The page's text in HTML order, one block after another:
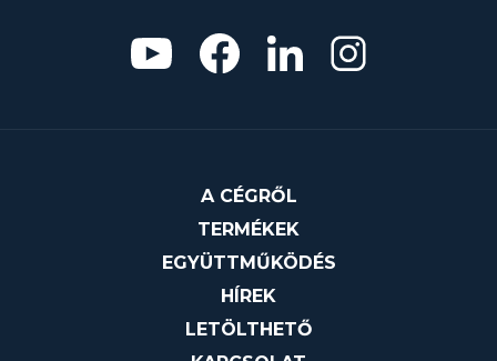
A CÉGRŐL
TERMÉKEK
EGYÜTTMŰKÖDÉS
HÍREK
LETÖLTHETŐ